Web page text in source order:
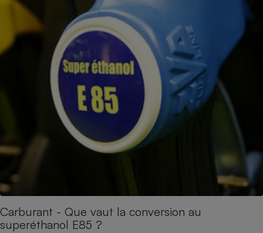
Carburant - Que vaut la conversion au
superéthanol E85 ?